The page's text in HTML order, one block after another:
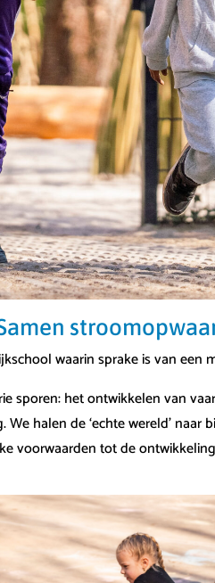
waarin sprake is van een
sporen: het ontwikkelen van
halen de ‘echte wereld’ naar
voorwaarden tot de